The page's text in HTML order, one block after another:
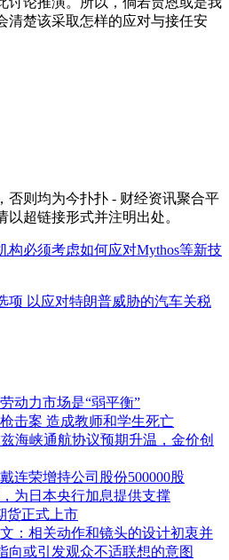
清楚该采取怎样的应对与接任安
否则均为今扑扑 - 财经资讯聚合平
以超链接形式并注明出处。
构必须考虑如何应对Mythos等新技
项 以应对特朗普威胁的汽车关税
动力市场是“弱平衡”
击案 造成教师和学生死亡
海峡通航协议预期升温，金价创
连荣增持公司股份500000股
为日本央行加息提供支撑
货正式上市
：相关动作和镜头的设计初衷并
向或引发观众不适联想的意图